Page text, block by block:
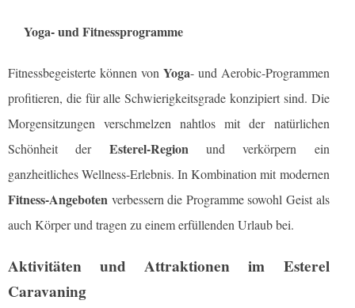
Yoga- und Fitnessprogramme
Fitnessbegeisterte können von Yoga- und Aerobic-Programmen
profitieren, die für alle Schwierigkeitsgrade konzipiert sind. Die
Morgensitzungen verschmelzen nahtlos mit der natürlichen
Schönheit der Esterel-Regionund verkörpern ein
ganzheitliches Wellness-Erlebnis. In Kombination mit modernen
Fitness-Angeboten verbessern die Programme sowohl Geist als
auch Körper und tragen zu einem erfüllenden Urlaub bei.
Aktivitäten und Attraktionen im Esterel
Caravaning